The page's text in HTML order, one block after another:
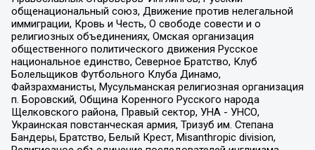
общенациональный союз, Движение против нелегальной
иммиграции, Кровь и Честь, О свободе совести и о
религиозных объединениях, Омская организация
общественного политического движения Русское
национальное единство, Северное Братство, Клуб
Болельщиков Футбольного Клуба Динамо,
Файзрахманисты, Мусульманская религиозная организация
п. Боровский, Община Коренного Русского народа
Щелковского района, Правый сектор, УНА - УНСО,
Украинская повстанческая армия, Тризуб им. Степана
Бандеры, Братство, Белый Крест, Misanthropic division,